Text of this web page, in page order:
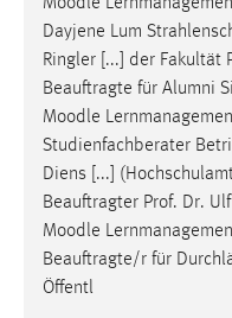
Moodle
Dayjene Lum
Ringler [...] der Fakultät
Beauftragte für Alumni
Moodle
Studienfachberater
Diens [...]
Beauftragter Prof. Dr.
Moodle
Beauftragte/r für
Öffentl